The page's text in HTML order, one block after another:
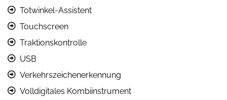
Totwinkel-Assistent
Touchscreen
Traktionskontrolle
USB
Verkehrszeichenerkennung
Volldigitales Kombiinstrument